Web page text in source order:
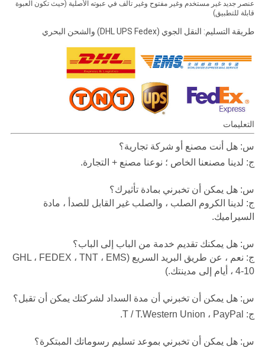
عنصر جديد غير مستخدم وغير مفتوح وغير تالف في عبوته الأصلية (حيث تكون العبوة
قابلة للتطبيق)
طريقة التسليم: النقل الجوي (DHL UPS Fedex) والشحن البحري
التعليمات
س: هل أنت مصنع أو شركة تجارية؟
ج: لدينا مصنعنا الخاص ؛ نوعنا مصنع + التجارة.
س: هل يمكن أن تخبرني بمادة تأثيرك؟
ج: لدينا الكروم الصلب ، والصلب غير القابل للصدأ ، مادة
السيراميك.
س: هل يمكنك تقديم خدمة من الباب إلى الباب؟
ج: نعم ، عن طريق البريد السريع (GHL ، FEDEX ، TNT ، EMS
، 4-10 أيام إلى مدينتك.)
س: هل يمكن أن تخبرني أن مدة السداد لشركتك يمكن أن تقبل؟
ج: T / T.Western Union ، PayPal.
س: هل يمكن أن تخبرني بموعد تسليم رسوماتك المبتكرة؟